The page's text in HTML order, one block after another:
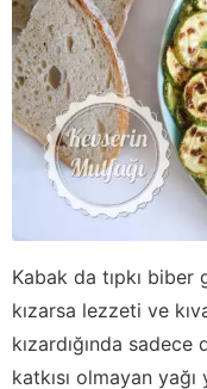
Kabak da tıpkı biber
kızarsa lezzeti ve
kızardığında
katkısı olmayan